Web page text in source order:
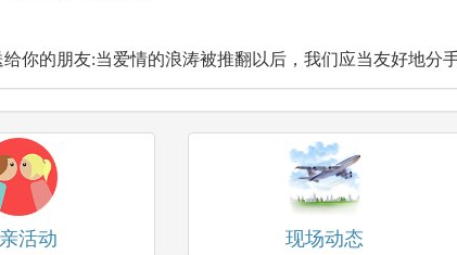
你的朋友:当爱情的浪涛被推翻以后，我们应当友好地分
活动 现场动态